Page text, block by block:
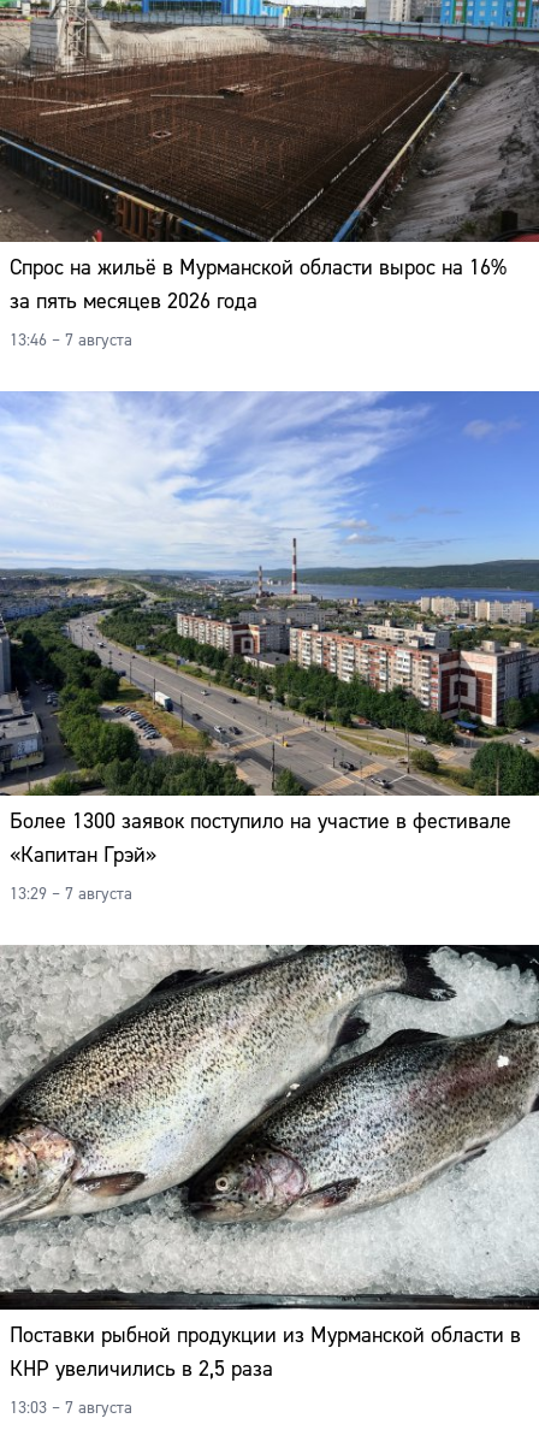
Спрос на жильё в Мурманской области вырос на 16%
за пять месяцев 2026 года
13:46 – 7 августа
Более 1300 заявок поступило на участие в фестивале
«Капитан Грэй»
13:29 – 7 августа
Поставки рыбной продукции из Мурманской области в
КНР увеличились в 2,5 раза
13:03 – 7 августа
Адрес:
Телефон: